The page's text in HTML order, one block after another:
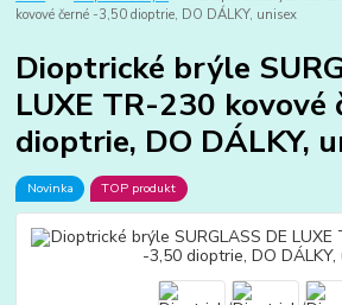
kovové černé -3,50 dioptrie, DO DÁLKY, unisex
Dioptrické brýle
LUXE TR-230 kovové
dioptrie, DO DÁLKY,
Novinka TOP produkt